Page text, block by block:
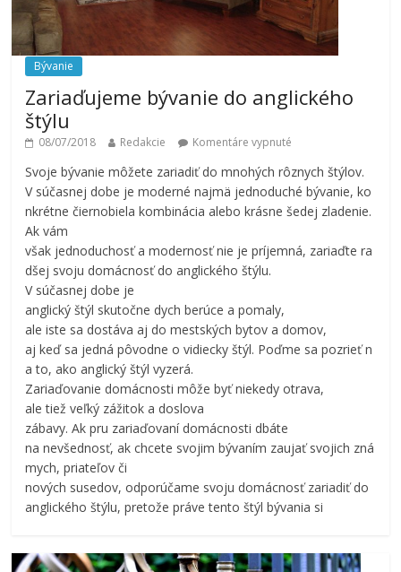
Bývanie
Zariaďujeme bývanie do anglického
štýlu
08/07/2018 Redakcie Komentáre vypnuté
Svoje bývanie môžete zariadiť do mnohých rôznych štýlov.
V súčasnej dobe je moderné najmä jednoduché bývanie, ko
nkrétne čiernobiela kombinácia alebo krásne šedej zladenie.
Ak vám
však jednoduchosť a modernosť nie je príjemná, zariaďte ra
dšej svoju domácnosť do anglického štýlu.
V súčasnej dobe je
anglický štýl skutočne dych berúce a pomaly,
ale iste sa dostáva aj do mestských bytov a domov,
aj keď sa jedná pôvodne o vidiecky štýl. Poďme sa pozrieť n
a to, ako anglický štýl vyzerá.
Zariaďovanie domácnosti môže byť niekedy otrava,
ale tiež veľký zážitok a doslova
zábavy. Ak pru zariaďovaní domácnosti dbáte
na nevšednosť, ak chcete svojim bývaním zaujať svojich zná
mych, priateľov či
nových susedov, odporúčame svoju domácnosť zariadiť do
anglického štýlu, pretože práve tento štýl bývania si